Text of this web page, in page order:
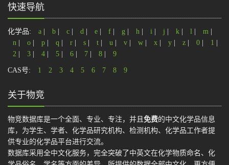
快速导航
化学品: a b c d e f g h i j k l m
n
o p q r s t u v w x y z 0 1
2
3 4 5 6 7 8 9
CAS号: 1 2 3 4 5 6 7 8 9
关于物竞
物竞数据库是一个全面、专业、专注，并且 免费的中文化学品信息
库，为学生、学者、化学品研究机构、检测机构、化学品工作者提
供专业的化学品平台进行交流。
数据库采用全中文化服务，完全突破了中英文在化学物质命名、化